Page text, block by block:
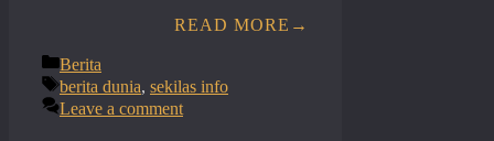
READ MORE
Categories
Berita
Tags
berita dunia, sekilas info
Leave a comment